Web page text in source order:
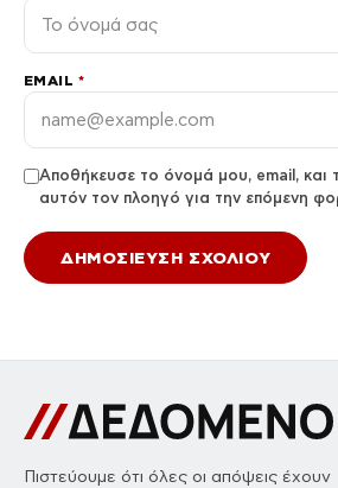
EMAIL *
Αποθήκευσε το όνομά μου, email, και
αυτόν τον πλοηγό για την επόμενη
Πιστεύουμε ότι όλες οι απόψεις έχουν